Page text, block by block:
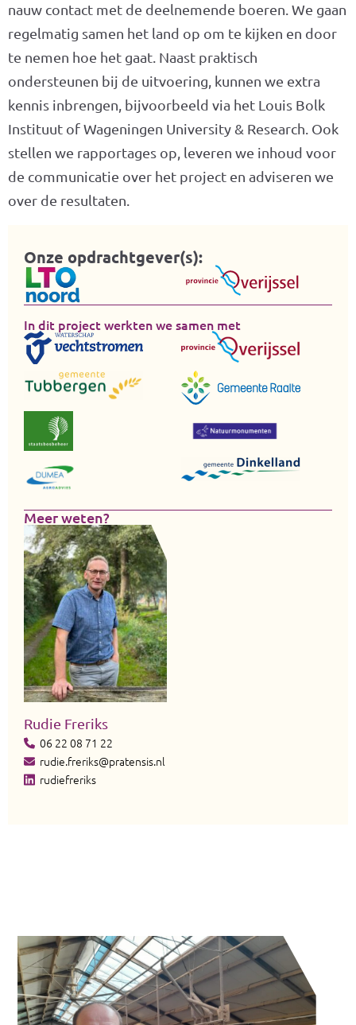
nauw contact met de deelnemende boeren. We gaan
regelmatig samen het land op om te kijken en door
te nemen hoe het gaat. Naast praktisch
ondersteunen bij de uitvoering, kunnen we extra
kennis inbrengen, bijvoorbeeld via het Louis Bolk
Instituut of Wageningen University & Research. Ook
stellen we rapportages op, leveren we inhoud voor
de communicatie over het project en adviseren we
over de resultaten.
Onze opdrachtgever(s):
In dit project werkten we samen met
Meer weten?
Rudie Freriks
06 22 08 71 22
rudie.freriks@pratensis.nl
rudiefreriks